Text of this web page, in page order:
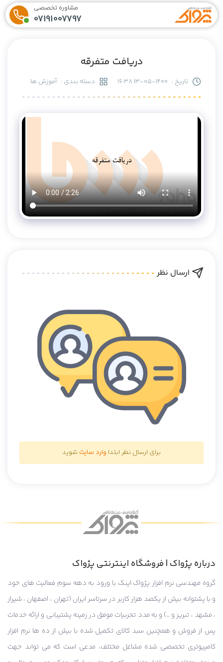
مشاوره تخصصی
07191007797
دریافت متفرقه
تاریخ : 1400-05-13 16:38 دسته بندی : آموزش ها
ارسال نظر
برای ارسال نظر ابتدا وارد سایت شوید
درباره پژواک | فروشگاه اینترنتی پژواک
گروه مهندسی نرم افزار پژواک اینک با ورود به دهه سوم فعالیت های خود
و با پشتوانه بیش از یکصد هزار کاربر در سرتاسر ایران (تهران ، اصفهان ، شیراز
، مشهد ، تبریز و …) و به مدد تجربیات موفق در زمینه پشتیبانی و ارائه خدمات
پس از فروش و همچنین سبد کالای تکمیل شده با بیش از ده ها نرم افزار
کامپیوتری تخصصی شده مشاغل مختلف، مدعی است که می تواند جهت